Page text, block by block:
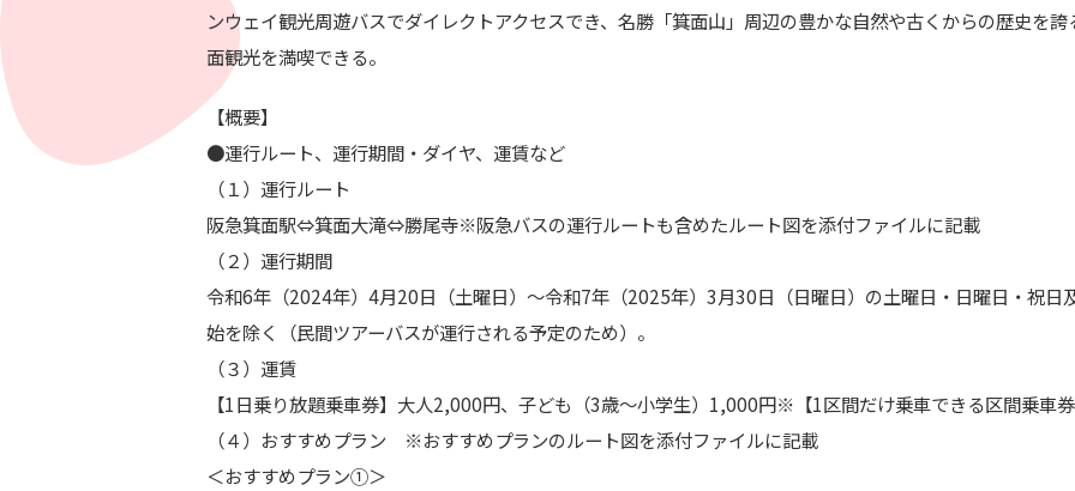
ンウェイ観光周遊バスでダイレクトアクセスでき、名勝「箕面山」周辺の豊かな自然や古くからの歴史を誇
面観光を満喫できる。
【概要】
●運行ルート、運行期間・ダイヤ、運賃など
（１）運行ルート
阪急箕面駅⇔箕面大滝⇔勝尾寺※阪急バスの運行ルートも含めたルート図を添付ファイルに記載
（２）運行期間
令和6年（2024年）4月20日（土曜日）～令和7年（2025年）3月30日（日曜日） の土曜日・日曜日・祝日
始を除く（民間ツアーバスが運行される予定のため）。
（３）運賃
【1日乗り放題乗車券】大人2,000円、子ども（3歳～小学生）1,000円※【1区間だけ乗車できる区間乗車
（４） おすすめプラン ※おすすめプランのルート図を添付ファイルに記載
＜おすすめプラン①＞